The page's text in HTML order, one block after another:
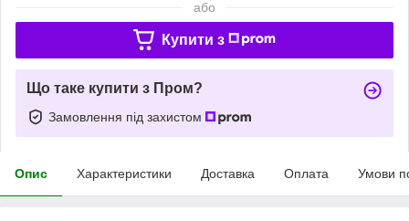
або
Купити з
Що таке купити з Пром?
Замовлення під захистом
Опис Характеристики Доставка Оплата Умови